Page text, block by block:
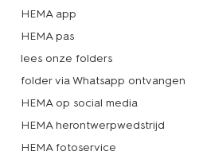
HEMA app
HEMA pas
lees onze folders
folder via Whatsapp ontvangen
HEMA op social media
HEMA herontwerpwedstrijd
HEMA fotoservice